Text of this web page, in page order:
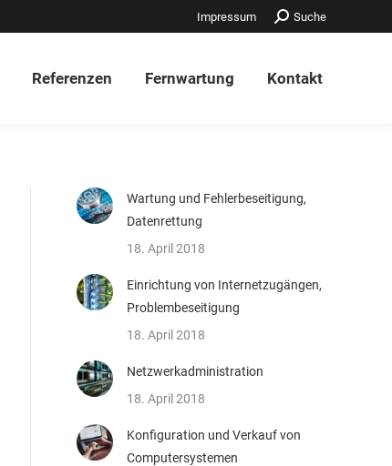
Impressum Search:
Suche
Referenzen Fernwartung Kontakt
Wartung und Fehlerbeseitigung,
Datenrettung
18. April 2018
Einrichtung von Internetzugängen,
Problembeseitigung
18. April 2018
Netzwerkadministration
18. April 2018
Konfiguration und Verkauf von
Computersystemen
Referenzen Fernwartung Kontakt